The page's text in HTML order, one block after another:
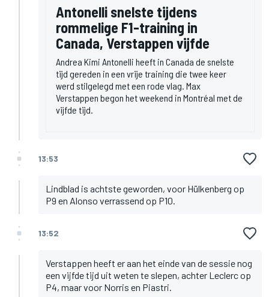
Antonelli snelste tijdens
rommelige F1-training in
Canada, Verstappen vijfde
Andrea Kimi Antonelli heeft in Canada de snelste
tijd gereden in een vrije training die twee keer
werd stilgelegd met een rode vlag. Max
Verstappen begon het weekend in Montréal met de
vijfde tijd.
13:53
Lindblad is achtste geworden, voor Hülkenberg op
P9 en Alonso verrassend op P10.
13:52
Verstappen heeft er aan het einde van de sessie nog
een vijfde tijd uit weten te slepen, achter Leclerc op
P4, maar voor Norris en Piastri.